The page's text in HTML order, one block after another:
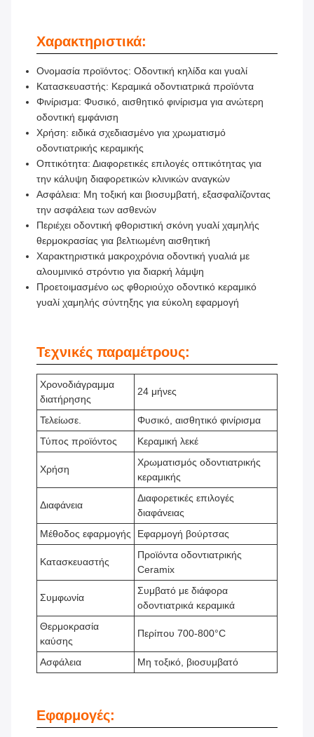
Χαρακτηριστικά:
Ονομασία προϊόντος: Οδοντική κηλίδα και γυαλί
Κατασκευαστής: Κεραμικά οδοντιατρικά προϊόντα
Φινίρισμα: Φυσικό, αισθητικό φινίρισμα για ανώτερη
οδοντική εμφάνιση
Χρήση: ειδικά σχεδιασμένο για χρωματισμό
οδοντιατρικής κεραμικής
Οπτικότητα: Διαφορετικές επιλογές οπτικότητας για
την κάλυψη διαφορετικών κλινικών αναγκών
Ασφάλεια: Μη τοξική και βιοσυμβατή, εξασφαλίζοντας
την ασφάλεια των ασθενών
Περιέχει οδοντική φθοριστική σκόνη γυαλί χαμηλής
θερμοκρασίας για βελτιωμένη αισθητική
Χαρακτηριστικά μακροχρόνια οδοντική γυαλιά με
αλουμινικό στρόντιο για διαρκή λάμψη
Προετοιμασμένο ως φθοριούχο οδοντικό κεραμικό
γυαλί χαμηλής σύντηξης για εύκολη εφαρμογή
Τεχνικές παραμέτρους:
Χρονοδιάγραμμα
διατήρησης
24 μήνες
Τελείωσε.
Φυσικό, αισθητικό φινίρισμα
Τύπος προϊόντος
Κεραμική λεκέ
Χρήση
Χρωματισμός οδοντιατρικής
κεραμικής
Διαφάνεια
Διαφορετικές επιλογές
διαφάνειας
Μέθοδος εφαρμογής
Εφαρμογή βούρτσας
Κατασκευαστής
Προϊόντα οδοντιατρικής
Ceramix
Συμφωνία
Συμβατό με διάφορα
οδοντιατρικά κεραμικά
Θερμοκρασία
καύσης
Περίπου 700-800°C
Ασφάλεια Μη τοξικό, βιοσυμβατό
Εφαρμογές: